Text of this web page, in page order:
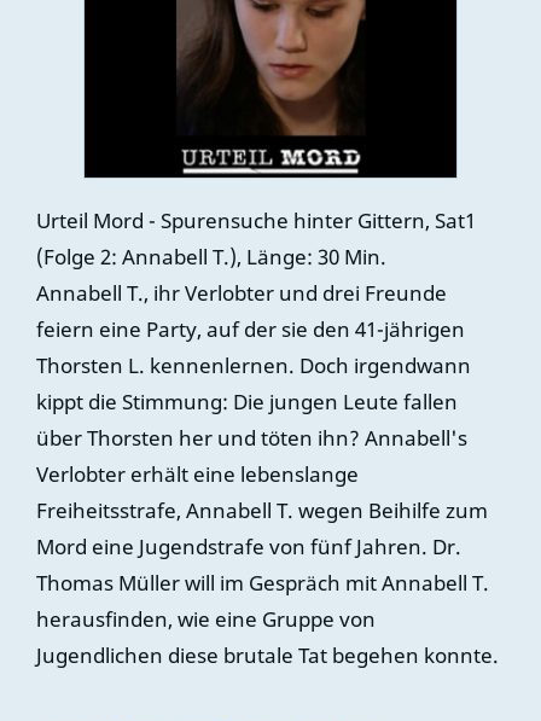
Urteil Mord - Spurensuche hinter Gittern, Sat1
(Folge 2: Annabell T.), Länge: 30 Min.
Annabell T., ihr Verlobter und drei Freunde
feiern eine Party, auf der sie den 41-jährigen
Thorsten L. kennenlernen. Doch irgendwann
kippt die Stimmung: Die jungen Leute fallen
über Thorsten her und töten ihn? Annabell's
Verlobter erhält eine lebenslange
Freiheitsstrafe, Annabell T. wegen Beihilfe zum
Mord eine Jugendstrafe von fünf Jahren. Dr.
Thomas Müller will im Gespräch mit Annabell T.
herausfinden, wie eine Gruppe von
Jugendlichen diese brutale Tat begehen konnte.